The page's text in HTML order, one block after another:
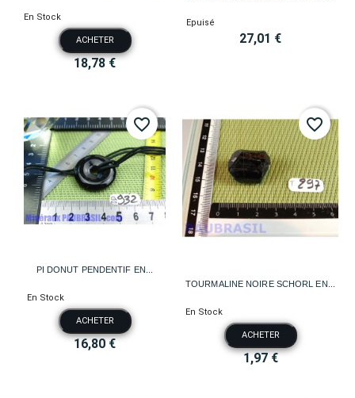
En Stock
ACHETER
18,78 €
Epuisé
27,01 €
PI DONUT PENDENTIF EN...
En Stock
ACHETER
16,80 €
favorite_border
TOURMALINE NOIRE SCHORL EN...
En Stock
ACHETER
1,97 €
favorite_border